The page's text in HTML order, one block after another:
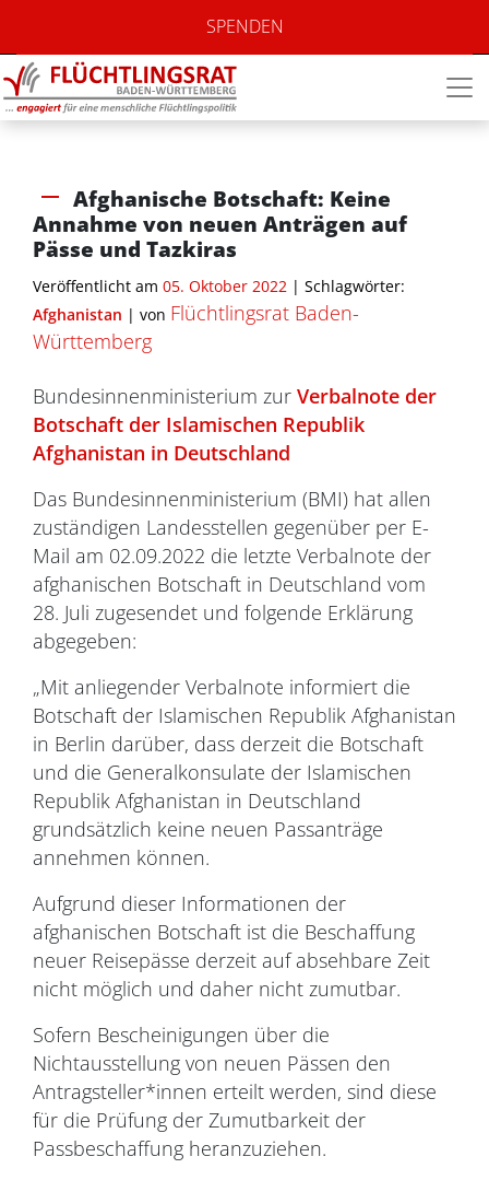
SPENDEN
Afghanische Botschaft: Keine
Annahme von neuen Anträgen auf
Pässe und Tazkiras
Veröffentlicht am 05. Oktober 2022 | Schlagwörter:
Afghanistan | von Flüchtlingsrat Baden-
Württemberg
Bundesinnenministerium zur Verbalnote der
Botschaft der Islamischen Republik
Afghanistan in Deutschland
Das Bundesinnenministerium (BMI) hat allen
zuständigen Landesstellen gegenüber per E-
Mail am 02.09.2022 die letzte Verbalnote der
afghanischen Botschaft in Deutschland vom
28. Juli zugesendet und folgende Erklärung
abgegeben:
„Mit anliegender Verbalnote informiert die
Botschaft der Islamischen Republik Afghanistan
in Berlin darüber, dass derzeit die Botschaft
und die Generalkonsulate der Islamischen
Republik Afghanistan in Deutschland
grundsätzlich keine neuen Passanträge
annehmen können.
Aufgrund dieser Informationen der
afghanischen Botschaft ist die Beschaffung
neuer Reisepässe derzeit auf absehbare Zeit
nicht möglich und daher nicht zumutbar.
Sofern Bescheinigungen über die
Nichtausstellung von neuen Pässen den
Antragsteller*innen erteilt werden, sind diese
für die Prüfung der Zumutbarkeit der
Passbeschaffung heranzuziehen.